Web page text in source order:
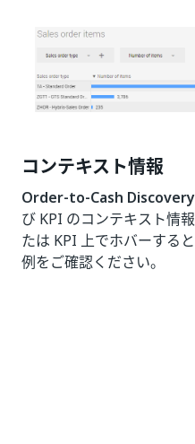
コンテキスト情報
Order-to-Cash
び KPI のコンテキスト情
たは KPI 上でホバーする
例をご確認ください。